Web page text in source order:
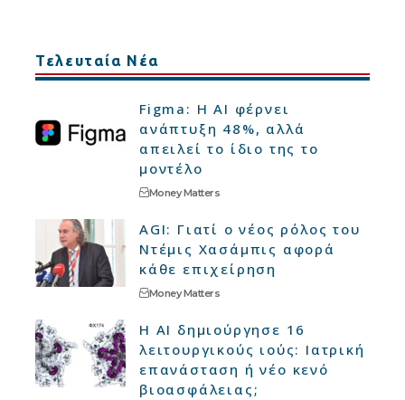
Τελευταία Νέα
Figma: Η AI φέρνει
ανάπτυξη 48%, αλλά
απειλεί το ίδιο της το
μοντέλο
Money Matters
AGI: Γιατί ο νέος ρόλος του
Ντέμις Χασάμπις αφορά
κάθε επιχείρηση
Money Matters
Η AI δημιούργησε 16
λειτουργικούς ιούς: Ιατρική
επανάσταση ή νέο κενό
βιοασφάλειας;